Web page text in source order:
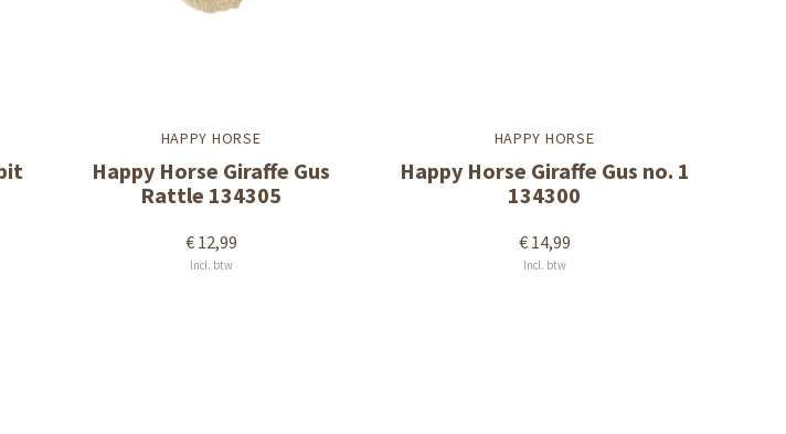
HAPPY HORSE
Happy Horse Giraffe Gus
Rattle 134305
€ 12,99
Incl. btw
HAPPY HORSE
Happy Horse Giraffe Gus no. 1
134300
€ 14,99
Incl. btw